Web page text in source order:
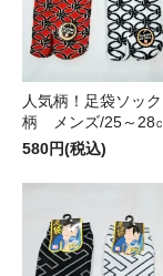
人気柄！足袋ソッ
柄 メンズ/25～28
580円(税込)